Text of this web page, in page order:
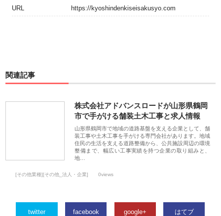
URL https://kyoshindenkiseisakusyo.com
関連記事
株式会社アドバンスロードが山形県鶴岡
市で手がける舗装土木工事と求人情報
山形県鶴岡市で地域の道路基盤を支える企業として、舗
装工事や土木工事を手がける専門会社があります。地域
住民の生活を支える道路整備から、公共施設周辺の環境
整備まで、幅広い工事実績を持つ企業の取り組みと、
地…
[その他業種][その他_法人・企業] 0views
twitter facebook google+ はてブ